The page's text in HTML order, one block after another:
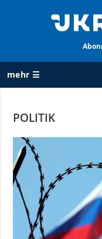
mehr ☰
RUBRIKEN
Krieg
Wiederaufbau
der Ukraine
Politik
Wirtschaft
POLITIK